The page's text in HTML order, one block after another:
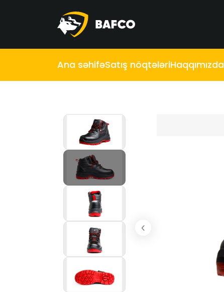
Ana səhifəSatış nöqtələriHaqqımızda